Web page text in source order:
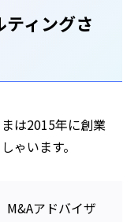
ィングさ
は2015年に創業
ゃいます。
M&Aアドバイザ